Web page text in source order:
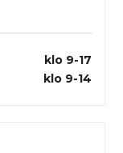
klo 9-17
klo 9-14